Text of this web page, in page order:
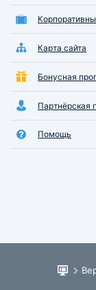
Карта сайта
Бонусная
Партнёрская
Помощь